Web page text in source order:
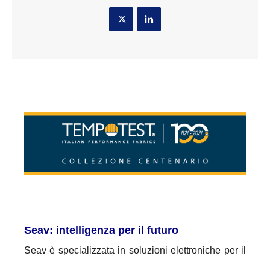
Seav: intelligenza per il futuro
Seav è specializzata in soluzioni elettroniche per il